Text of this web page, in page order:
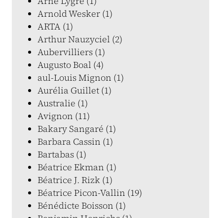
Arnold Wesker (1)
ARTA (1)
Arthur Nauzyciel (2)
Aubervilliers (1)
Augusto Boal (4)
aul-Louis Mignon (1)
Aurélia Guillet (1)
Australie (1)
Avignon (11)
Bakary Sangaré (1)
Barbara Cassin (1)
Bartabas (1)
Béatrice Ekman (1)
Béatrice J. Rizk (1)
Béatrice Picon-Vallin (19)
Bénédicte Boisson (1)